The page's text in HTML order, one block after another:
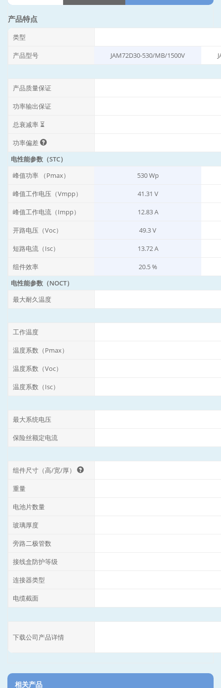
产品特点
类型
产品型号 JAM72D30-530/MB/1500V
产品质量保证
功率输出保证
总衰减率 ⏳
功率偏差
电性能参数（STC）
峰值功率 （Pmax）
530 Wp
峰值工作电压（Vmpp） 41.31 V
峰值工作电流（Impp） 12.83 A
开路电压（Voc） 49.3 V
短路电流（Isc） 13.72 A
组件效率
20.5 %
电性能参数（NOCT）
最大耐久温度
工作温度
温度系数（Pmax）
温度系数（Voc）
温度系数（Isc）
最大系统电压
保险丝额定电流
组件尺寸（高/宽/厚）
重量
电池片数量
玻璃厚度
旁路二极管数
接线盒防护等级
连接器类型
电缆截面
下载公司产品详情
相关产品